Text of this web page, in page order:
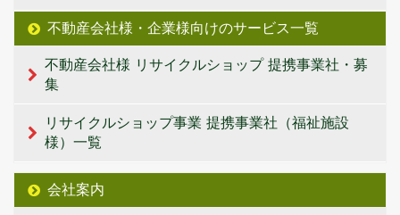
不動産会社様・企業様向けのサービス一覧
不動産会社様 リサイクルショップ 提携事業社・募
集
リサイクルショップ事業 提携事業社（福祉施設
様）一覧
会社案内